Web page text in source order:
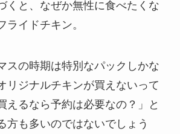
くと、なぜか無性に食べたくな
ライドチキン。
スの時期は特別なパックしかな
リジナルチキンが買えないって
えるなら予約は必要なの？」と
方も多いのではないでしょう